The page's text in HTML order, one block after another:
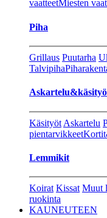
vaatteetMiesten
Piha
Grillaus Puutarha
Talvipiha
Käsityöt Askartelu
pientarvikkeet
Lemmikit
Koirat Kissat Muut
ruokinta
KAUNEUTEEN